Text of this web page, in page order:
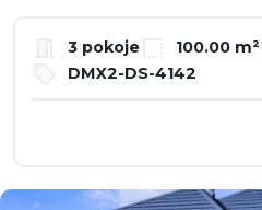
3 pokoje 100.00 m²
DMX2-DS-4142